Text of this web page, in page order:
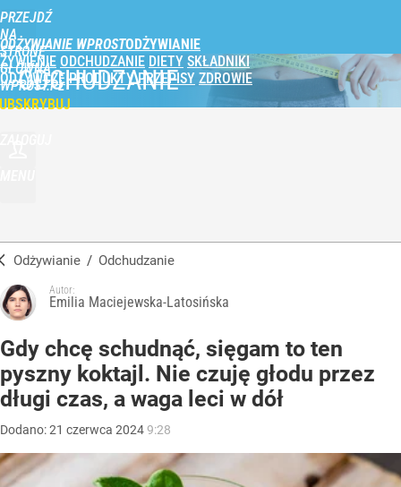
PRZEJDŹ
NA
STRONĘ
GŁÓWNĄ
WPROST.PL
ODŻYWIANIE WPROST
ŻYWIENIE ODCHUDZANIE DIETY SKŁADNIKI
ODŻYWCZE PRODUKTY PRZEPISY ZDROWIE
ODCHUDZANIE
Odżywianie / Odchudzanie
Autor:
Emilia Maciejewska-Latosińska
Gdy chcę schudnąć, sięgam to ten
pyszny koktajl. Nie czuję głodu przez
długi czas, a waga leci w dół
Dodano:21 czerwca 20249:28